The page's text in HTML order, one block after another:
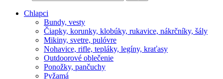
Chlapci
Bundy, vesty
Čiapky, korunky, klobúky, rukavice, nákrčníky, šály
Mikiny, svetre, pulóvre
Nohavice, rifle, tepláky, legíny, kraťasy
Outdoorové oblečenie
Ponožky, pančuchy
Pyžamá